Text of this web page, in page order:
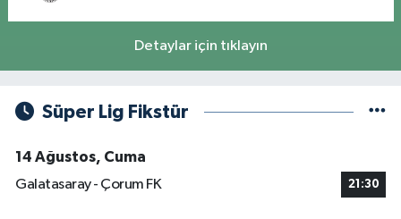
Detaylar için tıklayın
Süper Lig Fikstür
14 Ağustos, Cuma
Galatasaray - Çorum FK
21:30